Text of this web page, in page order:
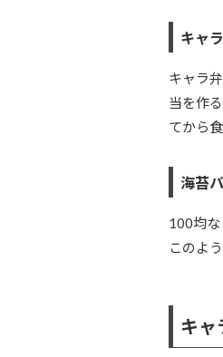
キャ
キャラ
当を作
てから
海苔
100均な
このよ
キ